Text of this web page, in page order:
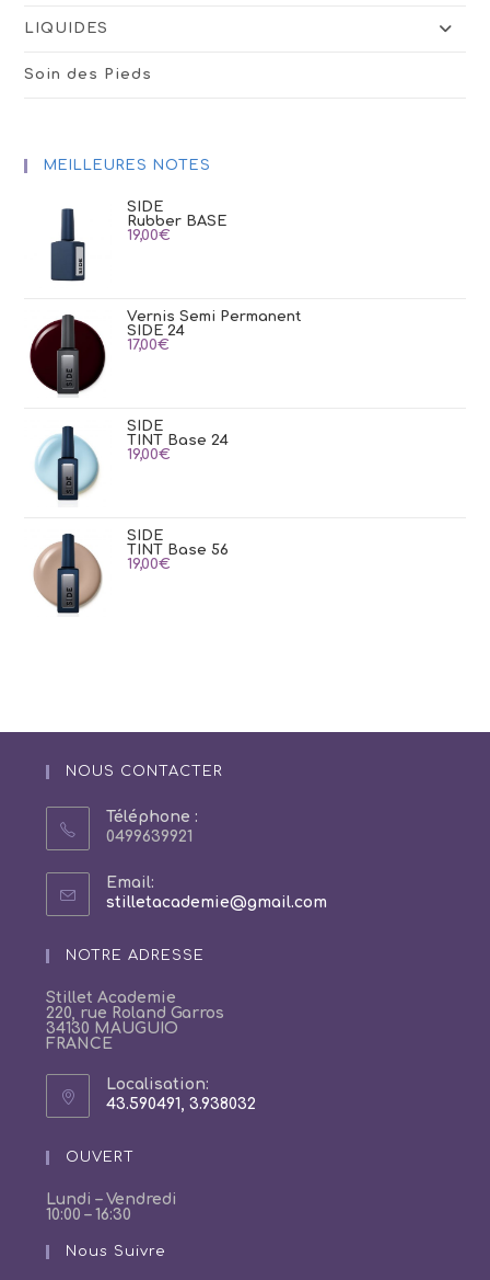
LIQUIDES
Soin des Pieds
MEILLEURES NOTES
SIDE
Rubber BASE
19,00€
Vernis Semi Permanent
SIDE 24
17,00€
SIDE
TINT Base 24
19,00€
SIDE
TINT Base 56
19,00€
NOUS CONTACTER
Téléphone :
0499639921
Email:
stilletacademie@gmail.comS’ouvre
NOTRE ADRESSE
Stillet Academie
220, rue Roland Garros
34130 MAUGUIO
FRANCE
Localisation:
43.590491, 3.938032
un
nouvel
OUVERT
Lundi – Vendredi
10:00 – 16:30
Nous Suivre